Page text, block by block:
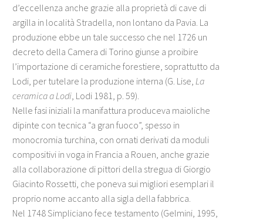
d’eccellenza anche grazie alla proprietà di cave di
argilla in località Stradella, non lontano da Pavia. La
produzione ebbe un tale successo che nel 1726 un
decreto della Camera di Torino giunse a proibire
l’importazione di ceramiche forestiere, soprattutto da
Lodi, per tutelare la produzione interna (G. Lise, La
ceramica a Lodi, Lodi 1981, p. 59).
Nelle fasi iniziali la manifattura produceva maioliche
dipinte con tecnica “a gran fuoco”, spesso in
monocromia turchina, con ornati derivati da moduli
compositivi in voga in Francia a Rouen, anche grazie
alla collaborazione di pittori della stregua di Giorgio
Giacinto Rossetti, che poneva sui migliori esemplari il
proprio nome accanto alla sigla della fabbrica.
Nel 1748 Simpliciano fece testamento (Gelmini, 1995,